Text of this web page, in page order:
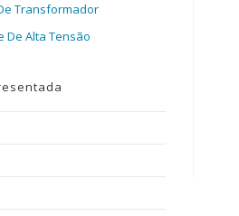
Transformador
De Alta Tensão